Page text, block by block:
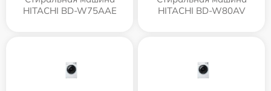
HITACHI BD-W75AAE
HITACHI BD-W80AV